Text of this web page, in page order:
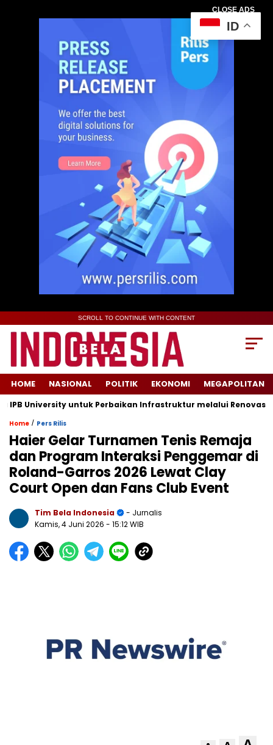
CLOSE ADS
SCROLL TO CONTINUE WITH CONTENT
HOME NASIONAL POLITIK EKONOMI MEGAPOLITAN
University untuk Perbaikan Infrastruktur melalui Renovasi
Home / Pers Rilis
Haier Gelar Turnamen Tenis Remaja
dan Program Interaksi Penggemar di
Roland-Garros 2026 Lewat Clay
Court Open dan Fans Club Event
Tim Bela Indonesia
- Jurnalis
Kamis, 4 Juni 2026 - 15:12 WIB
ID